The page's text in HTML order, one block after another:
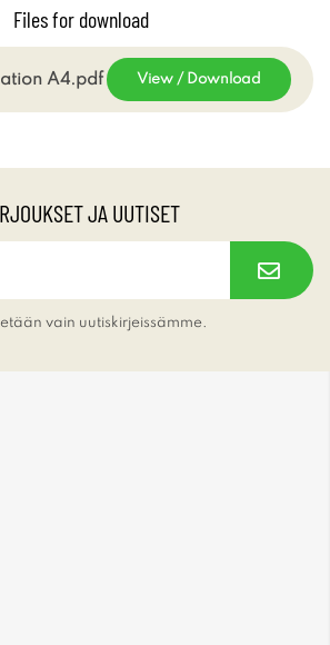
Files for download
A4.pdf View / Download
JA UUTISET
vain uutiskirjeissämme.